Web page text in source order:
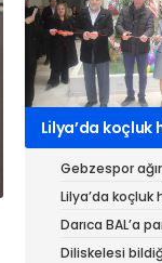
Lilya’da koçluk
kurumdan 7
Gebzespor
Lilya’da
kurumdan 7
Darıca BAL’a
iniyor!
Diliskelesi